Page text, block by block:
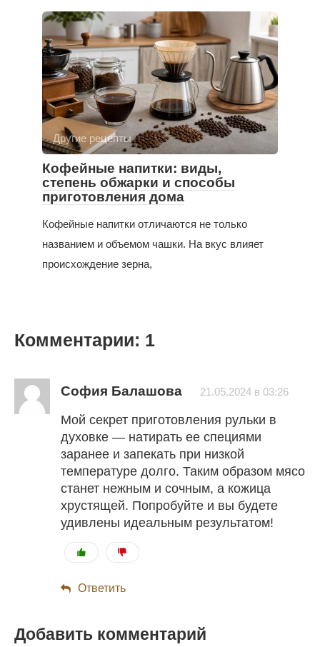
Другие рецепты
Кофейные напитки: виды,
степень обжарки и способы
приготовления дома
Кофейные напитки отличаются не только
названием и объемом чашки. На вкус влияет
происхождение зерна,
Комментарии: 1
София Балашова 21.05.2024 в 03:26
Мой секрет приготовления рульки в
духовке — натирать ее специями
заранее и запекать при низкой
температуре долго. Таким образом мясо
станет нежным и сочным, а кожица
хрустящей. Попробуйте и вы будете
удивлены идеальным результатом!
Ответить
Добавить комментарий